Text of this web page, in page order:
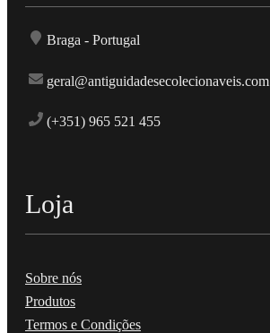
Braga - Portugal
geral@antiguidadesecolecionaveis.com
(+351) 965 521 455
Loja
Sobre nós
Produtos
Termos e Condições